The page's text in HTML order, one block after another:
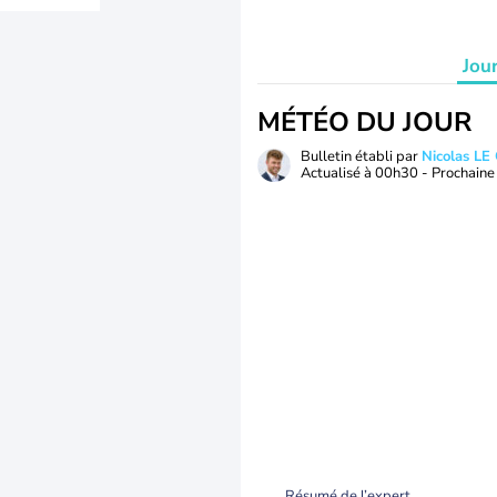
MÉTÉO DU JOUR
Bulletin établi par Nicolas LE
Actualisé à 00h30 -